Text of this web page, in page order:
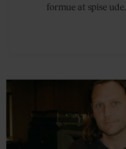
formue at spise ude.